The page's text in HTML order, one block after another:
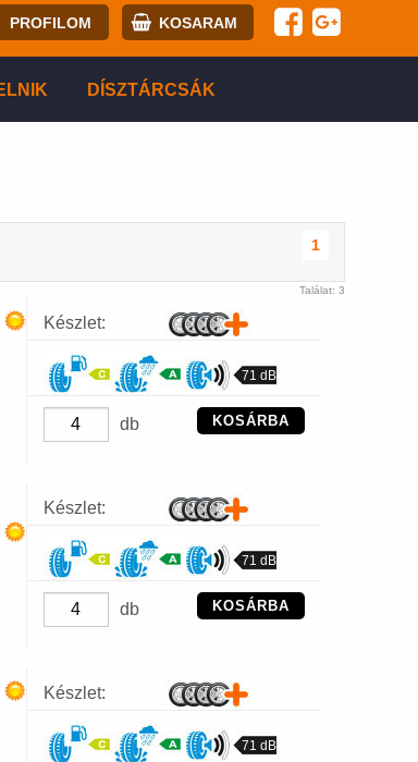
PROFILOM KOSARAM
BELÉPÉS
DÍSZTÁRCSÁK
1
Találat: 3
Készlet:
71 dB
db KOSÁRBA
Készlet:
71 dB
db KOSÁRBA
Készlet:
71 dB